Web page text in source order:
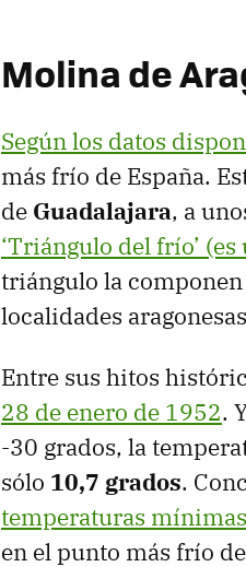
Molina de
Según los datos
más frío de España.
de Guadalajara, a
‘Triángulo del frío’
triángulo la
localidades
Entre sus hitos
28 de enero de 1952.
-30 grados, la
sólo 10,7 grados.
temperaturas
en el punto más frío